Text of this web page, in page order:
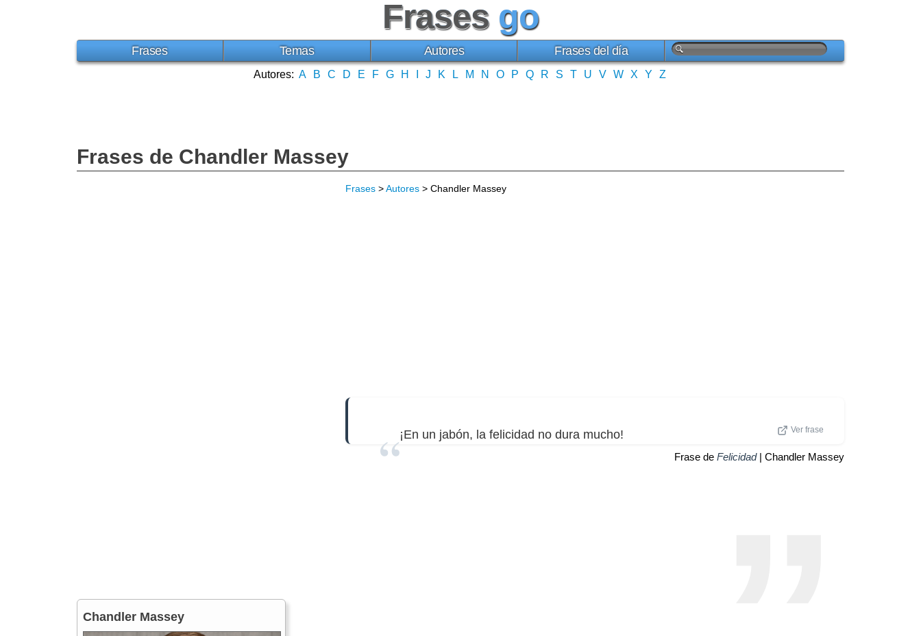
Frases go
Frases Temas Autores Frases del día
Autores: A B C D E F G H J K L M N O P Q R S T U V W X Y Z
Frases de Chandler Massey
Frases >Autores > Chandler Massey
¡En un jabón, la felicidad no dura mucho! Ver frase
Frase de Felicidad| Chandler Massey
Chandler Massey